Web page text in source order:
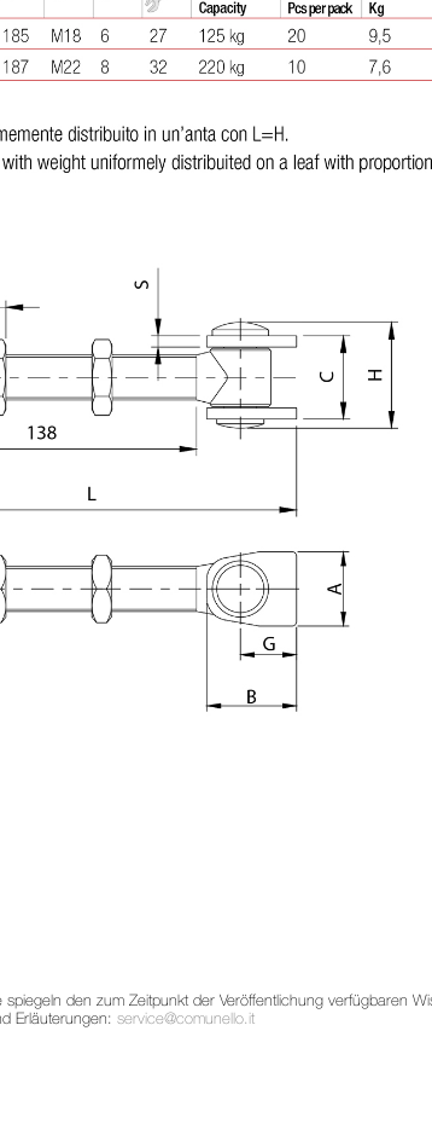
den zum Zeitpunkt der Veröffentlichung verfügbaren
Erläuterungen: service@comunello.it